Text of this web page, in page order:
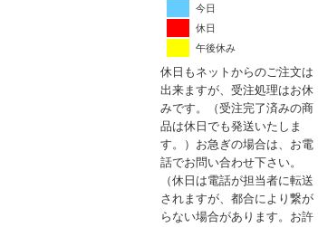
今日
休日
午後休み
休日もネットからのご注文は
出来ますが、受注処理はお休
みです。（受注完了済みの商
品は休日でも発送いたしま
す。）お急ぎの場合は、お電
話でお問い合わせ下さい。
（休日は電話が担当者に転送
されますが、都合により繋が
らない場合があります。お許